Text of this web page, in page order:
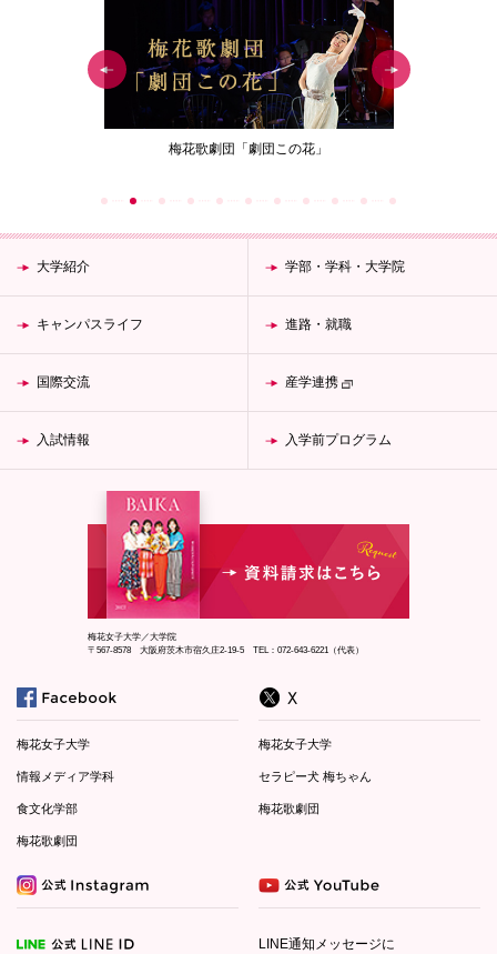
梅花歌劇団「劇団この花」
大学紹介 学部・学科・大学院
キャンパスライフ 進路・就職
国際交流 産学連携
入試情報 入学前プログラム
梅花女子大学／大学院
〒567-8578 大阪府茨木市宿久庄2-19-5 TEL：072-643-6221（代表）
梅花女子大学
情報メディア学科
食文化学部
梅花歌劇団
梅花女子大学
セラピー犬 梅ちゃん
梅花歌劇団
LINE通知メッセージに